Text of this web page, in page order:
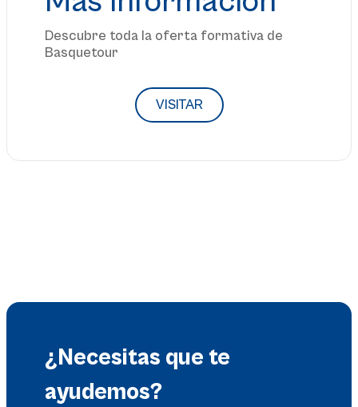
Descubre toda la oferta formativa de
Basquetour
VISITAR
¿Necesitas que te
ayudemos?